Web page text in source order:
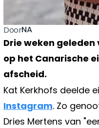
DoorNA
Drie weken
op het Canarische
afscheid.
Kat Kerkhofs deelde
Instagram. Zo
Dries Mertens van